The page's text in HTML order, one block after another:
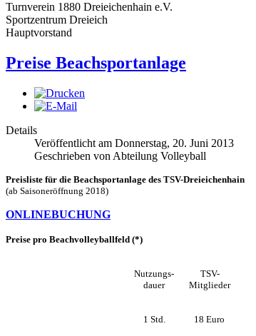
Turnverein 1880 Dreieichenhain e.V.
Sportzentrum Dreieich
Hauptvorstand
Preise Beachsportanlage
Details
Veröffentlicht am Donnerstag, 20. Juni 2013
Geschrieben von Abteilung Volleyball
Preisliste für die Beachsportanlage des TSV-Dreieichenhain
(ab Saisoneröffnung 2018)
ONLINEBUCHUNG
Preise pro Beachvolleyballfeld (*)
Nutzungs-
dauer
TSV-
Mitglieder
1 Std. 18 Euro